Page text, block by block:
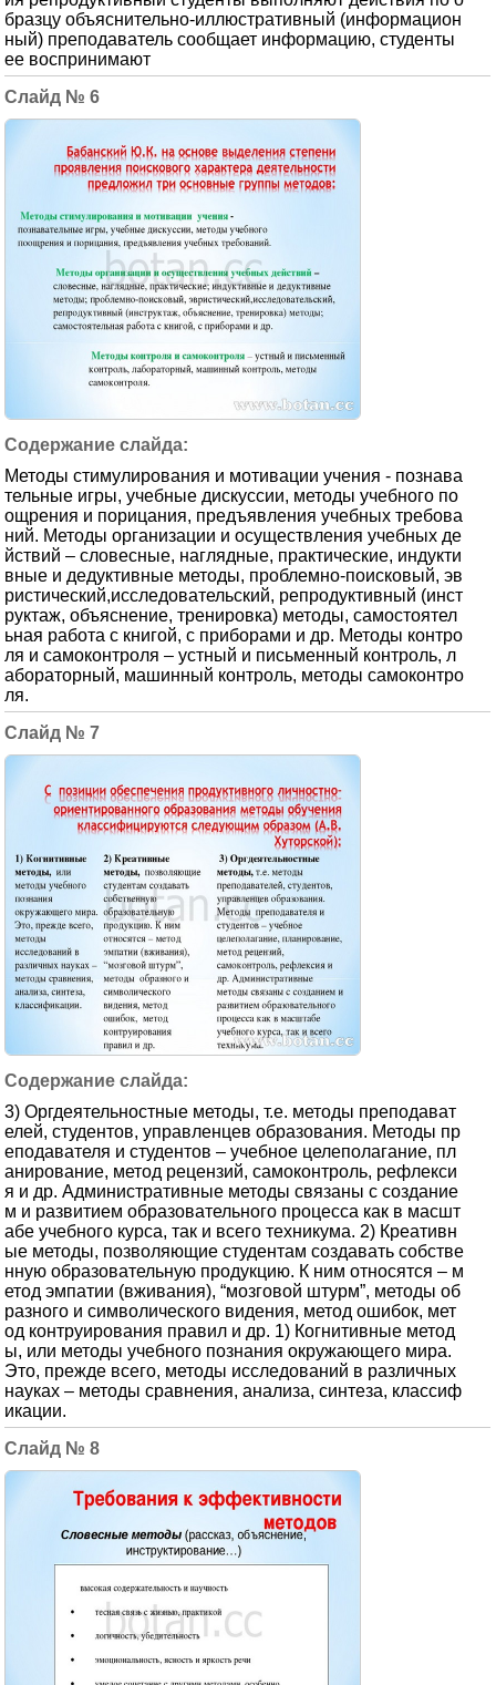
бразцу объяснительно-иллюстративный (информацион
ный) преподаватель сообщает информацию, студенты
ее воспринимают
6
Методы стимулирования и мотивации учения - познава
тельные игры, учебные дискуссии, методы учебного по
ощрения и порицания, предъявления учебных требова
ний. Методы организации и осуществления учебных де
йствий – словесные, наглядные, практические, индукти
вные и дедуктивные методы, проблемно-поисковый, эв
ристический,исследовательский, репродуктивный (инст
руктаж, объяснение, тренировка) методы, самостоятел
ьная работа с книгой, с приборами и др. Методы контро
ля и самоконтроля – устный и письменный контроль, л
абораторный, машинный контроль, методы самоконтро
ля.
7
3) Оргдеятельностные методы, т.е. методы преподават
елей, студентов, управленцев образования. Методы пр
еподавателя и студентов – учебное целеполагание, пл
анирование, метод рецензий, самоконтроль, рефлекси
я и др. Административные методы связаны с создание
м и развитием образовательного процесса как в масшт
абе учебного курса, так и всего техникума. 2) Креативн
ые методы, позволяющие студентам создавать собстве
нную образовательную продукцию. К ним относятся – м
етод эмпатии (вживания), “мозговой штурм”, методы об
разного и символического видения, метод ошибок, мет
од контруирования правил и др. 1) Когнитивные метод
ы, или методы учебного познания окружающего мира.
Это, прежде всего, методы исследований в различных
науках – методы сравнения, анализа, синтеза, классиф
икации.
8